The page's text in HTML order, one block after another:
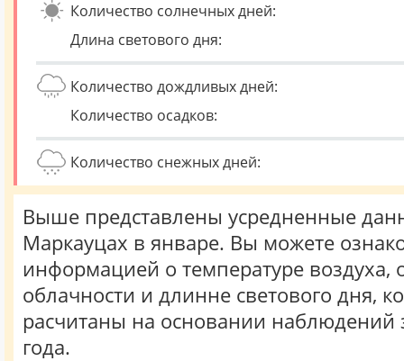
Количество солнечных дней:
Длина светового дня:
Количество дождливых дней:
Количество осадков:
Количество снежных дней:
Выше представлены усредненные
Маркауцах в январе. Вы можете
информацией о температуре воздуха,
облачности и длинне светового дня,
расчитаны на основании наблюдений
года.